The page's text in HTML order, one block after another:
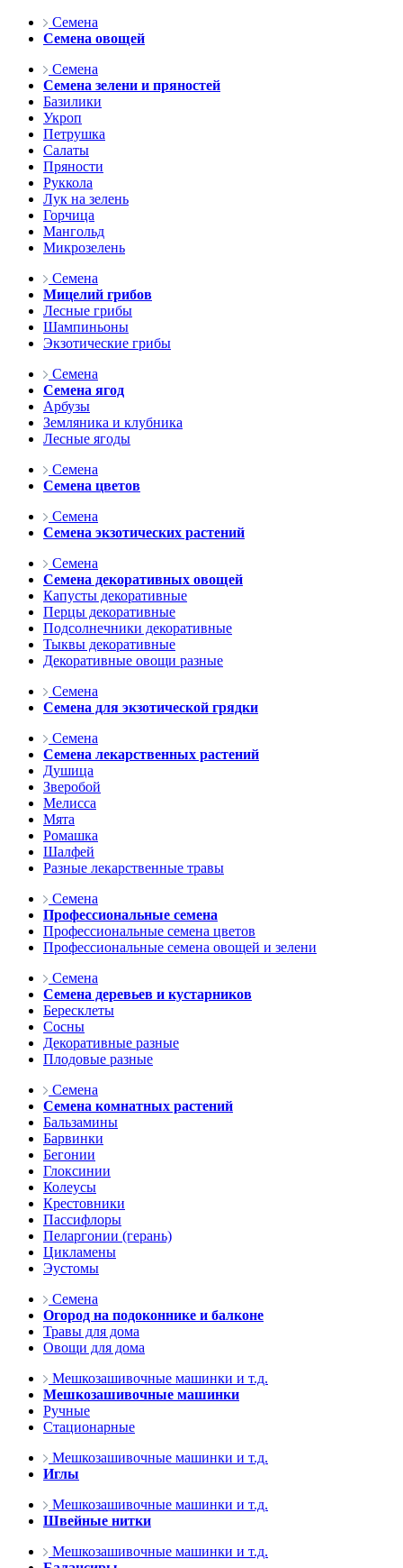
Семена
Семена овощей
Семена
Семена зелени и пряностей
Базилики
Укроп
Петрушка
Салаты
Пряности
Руккола
Лук на зелень
Горчица
Мангольд
Микрозелень
Семена
Мицелий грибов
Лесные грибы
Шампиньоны
Экзотические грибы
Семена
Семена ягод
Арбузы
Земляника и клубника
Лесные ягоды
Семена
Семена цветов
Семена
Семена экзотических растений
Семена
Семена декоративных овощей
Капусты декоративные
Перцы декоративные
Подсолнечники декоративные
Тыквы декоративные
Декоративные овощи разные
Семена
Семена для экзотической грядки
Семена
Семена лекарственных растений
Душица
Зверобой
Мелисса
Мята
Ромашка
Шалфей
Разные лекарственные травы
Семена
Профессиональные семена
Профессиональные семена цветов
Профессиональные семена овощей и зелени
Семена
Семена деревьев и кустарников
Бересклеты
Сосны
Декоративные разные
Плодовые разные
Семена
Семена комнатных растений
Бальзамины
Барвинки
Бегонии
Глоксинии
Колеусы
Крестовники
Пассифлоры
Пеларгонии (герань)
Цикламены
Эустомы
Семена
Огород на подоконнике и балконе
Травы для дома
Овощи для дома
Мешкозашивочные машинки и т.д.
Мешкозашивочные машинки
Ручные
Стационарные
Мешкозашивочные машинки и т.д.
Иглы
Мешкозашивочные машинки и т.д.
Швейные нитки
Мешкозашивочные машинки и т.д.